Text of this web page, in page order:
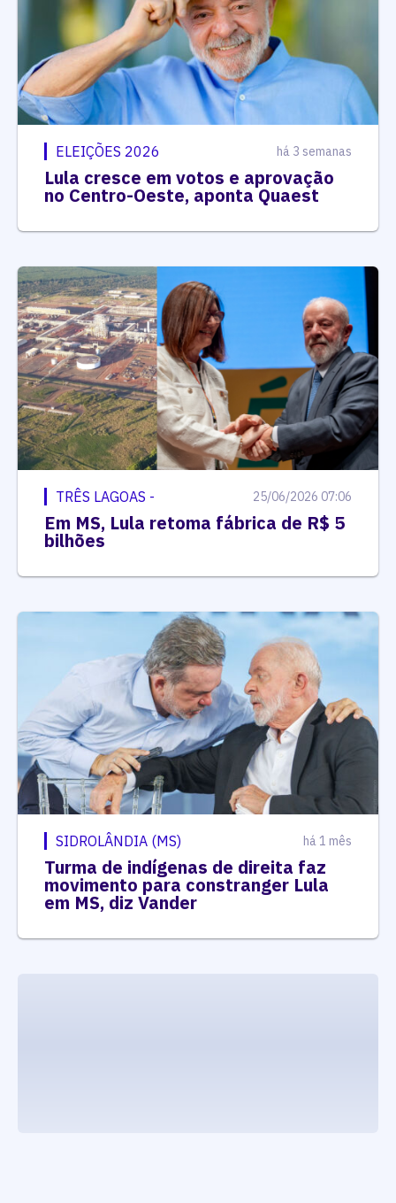
ELEIÇÕES 2026 há 3 semanas
Lula cresce em votos e aprovação
no Centro-Oeste, aponta Quaest
TRÊS LAGOAS - 25/06/2026 07:06
Em MS, Lula retoma fábrica de R$ 5
bilhões
SIDROLÂNDIA (MS) há 1 mês
Turma de indígenas de direita faz
movimento para constranger Lula
em MS, diz Vander